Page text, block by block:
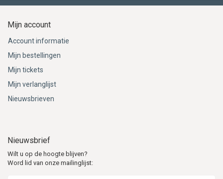
Mijn account
Account informatie
Mijn bestellingen
Mijn tickets
Mijn verlanglijst
Nieuwsbrieven
Nieuwsbrief
Wilt u op de hoogte blijven?
Word lid van onze mailinglijst: